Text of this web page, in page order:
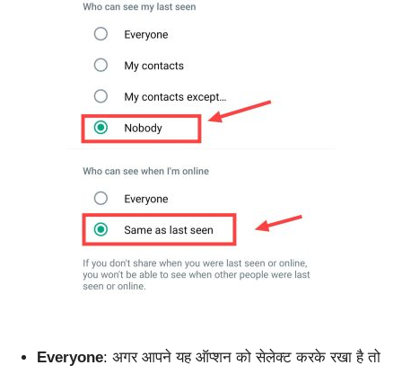
Everyone: अगर आपने यह ऑप्शन को सेलेक्ट करके रखा है तो